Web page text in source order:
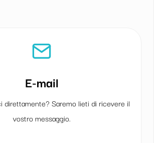
E-mail
direttamente? Saremo lieti di ricevere il
vostro messaggio.